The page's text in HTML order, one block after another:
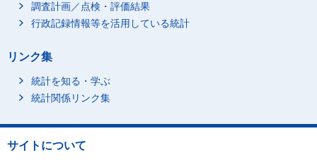
調査計画／点検・評価結果
行政記録情報等を活用している統計
リンク集
統計を知る・学ぶ
統計関係リンク集
サイトについて